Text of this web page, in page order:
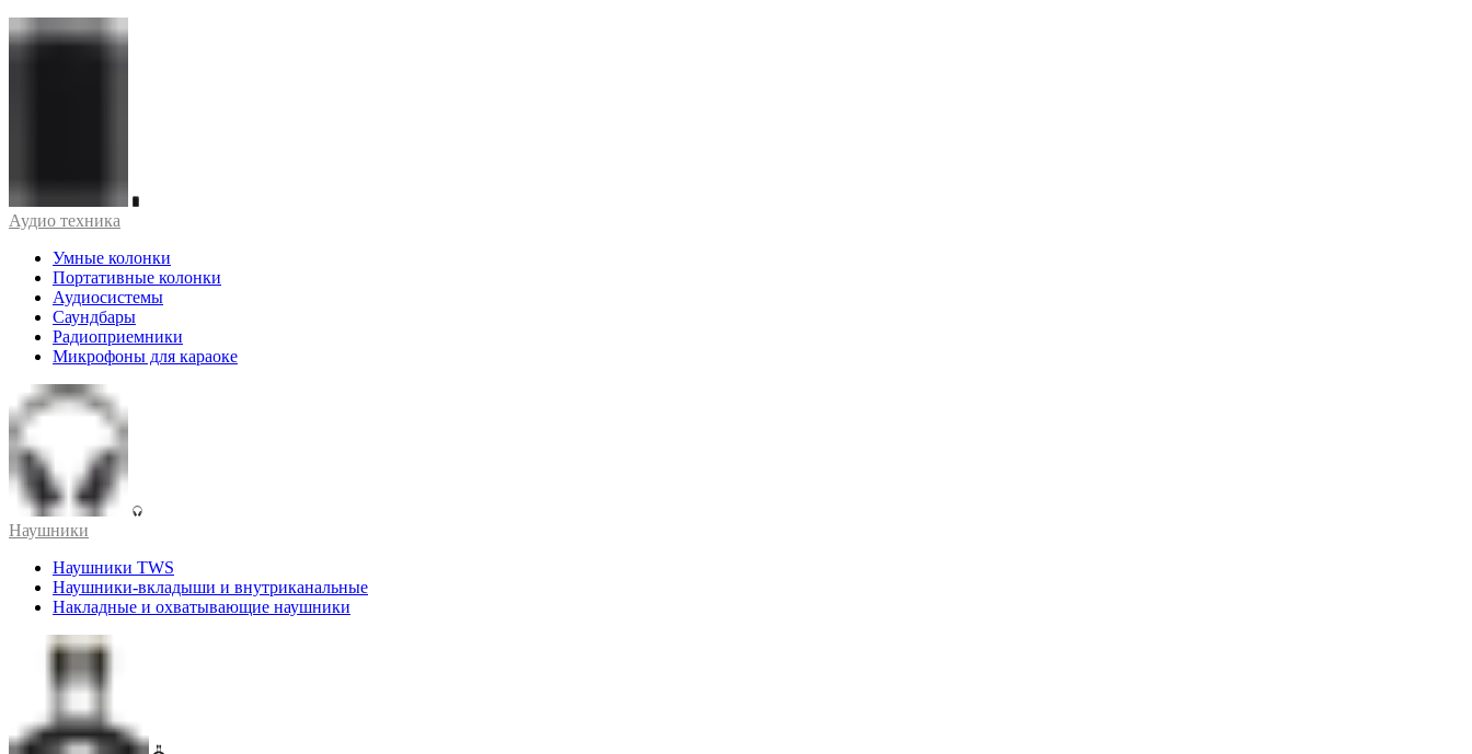
Аудио техника
Умные колонки
Портативные колонки
Аудиосистемы
Саундбары
Радиоприемники
Микрофоны для караоке
Наушники
Наушники TWS
Наушники-вкладыши и внутриканальные
Накладные и охватывающие наушники